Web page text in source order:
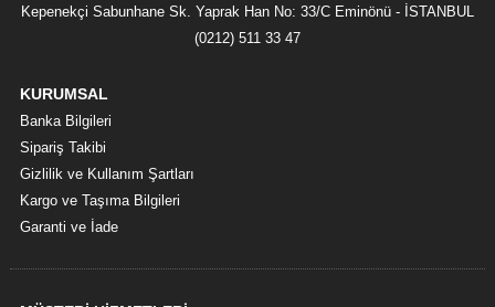
Kepenekçi Sabunhane Sk. Yaprak Han No: 33/C Eminönü - İSTANBUL
(0212) 511 33 47
KURUMSAL
Banka Bilgileri
Sipariş Takibi
Gizlilik ve Kullanım Şartları
Kargo ve Taşıma Bilgileri
Garanti ve İade